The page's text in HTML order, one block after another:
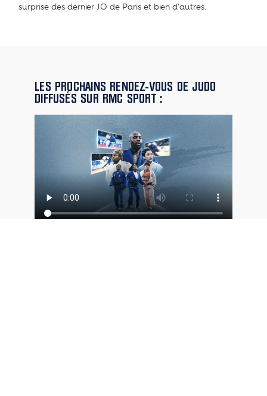
surprise des dernier JO de Paris et bien d'autres.
LES PROCHAINS RENDEZ-VOUS DE JUDO
DIFFUSÉS SUR RMC SPORT :